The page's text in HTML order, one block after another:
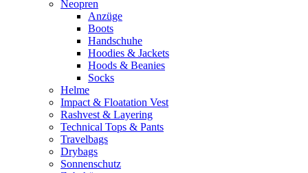
Neopren
Anzüge
Boots
Handschuhe
Hoodies & Jackets
Hoods & Beanies
Socks
Helme
Impact & Floatation Vest
Rashvest & Layering
Technical Tops & Pants
Travelbags
Drybags
Sonnenschutz